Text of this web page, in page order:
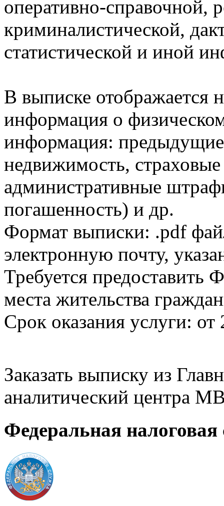
оперативно-справочной,
криминалистической,
статистической и иной
В выписке отображается
информация о
информация:
недвижимость,
административные
погашенность) и др.
Формат выписки: .pdf
электронную почту,
Требуется
места жительства
Срок оказания услуги: от
Заказать выписку из
аналитический центра
Федеральная налоговая